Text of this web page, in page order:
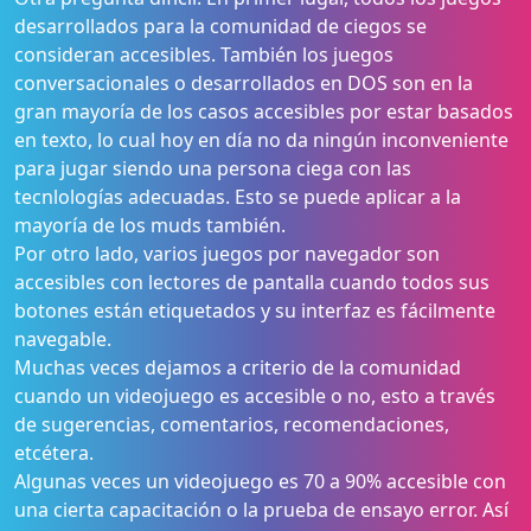
desarrollados para la comunidad de ciegos se
consideran accesibles. También los juegos
conversacionales o desarrollados en DOS son en la
gran mayoría de los casos accesibles por estar basados
en texto, lo cual hoy en día no da ningún inconveniente
para jugar siendo una persona ciega con las
tecnlologías adecuadas. Esto se puede aplicar a la
mayoría de los muds también.
Por otro lado, varios juegos por navegador son
accesibles con lectores de pantalla cuando todos sus
botones están etiquetados y su interfaz es fácilmente
navegable.
Muchas veces dejamos a criterio de la comunidad
cuando un videojuego es accesible o no, esto a través
de sugerencias, comentarios, recomendaciones,
etcétera.
Algunas veces un videojuego es 70 a 90% accesible con
una cierta capacitación o la prueba de ensayo error. Así